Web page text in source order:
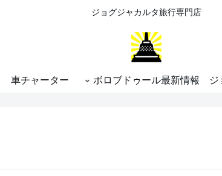
ジョグジャカルタ旅行専門店
車チャーター ボロブドゥール最新情報 ジ